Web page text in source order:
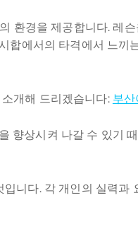
환경을 제공합니다. 레
합에서의 타격에서 느끼
개해 드리겠습니다: 부
향상시켜 나갈 수 있기
니다. 각 개인의 실력과